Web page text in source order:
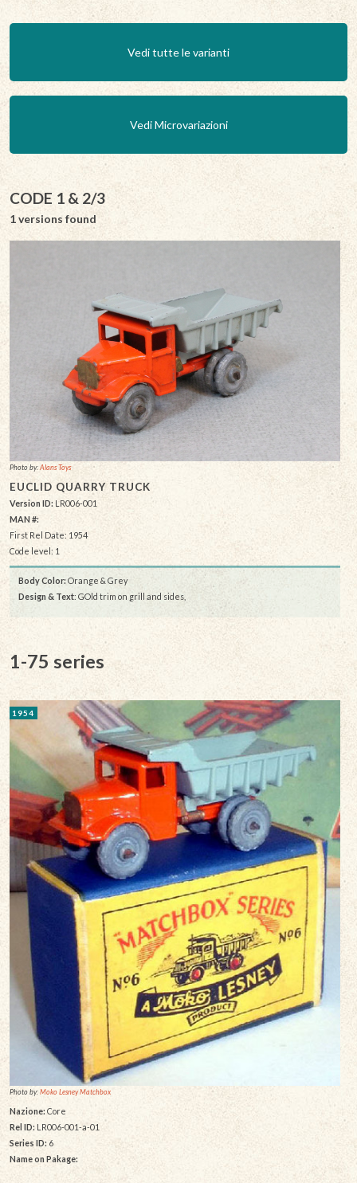
Vedi tutte le varianti
Vedi Microvariazioni
CODE 1 & 2/3
1 versions found
Photo by:Alans Toys
EUCLID QUARRY TRUCK
Version ID: LR006-001
MAN #:
First Rel Date: 1954
Code level: 1
Body Color:Orange & Grey
Design & Text: GOld trim on grill and sides,
1-75 series
1954
Photo by:Moko Lesney Matchbox
Nazione: Core
Rel ID: LR006-001-a-01
Series ID:6
Name on Pakage: